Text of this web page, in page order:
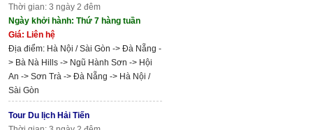
Thời gian: 3 ngày 2 đêm
Ngày khởi hành: Thứ 7 hàng tuần
Giá: Liên hệ
Địa điểm: Hà Nội / Sài Gòn -> Đà Nẵng -
> Bà Nà Hills -> Ngũ Hành Sơn -> Hội
An -> Sơn Trà -> Đà Nẵng -> Hà Nội /
Sài Gòn
Tour Du lịch Hải Tiến